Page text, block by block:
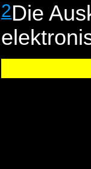
2Die